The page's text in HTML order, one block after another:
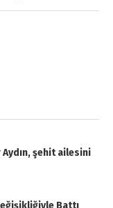
şehit ailesini
Battı